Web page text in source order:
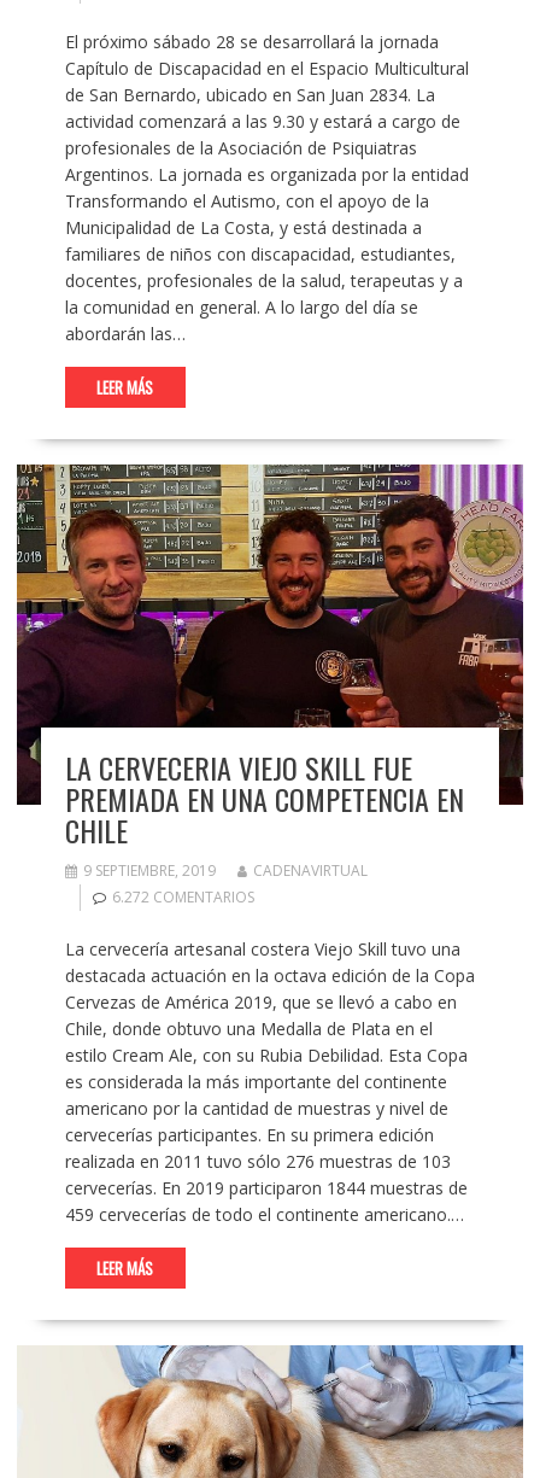
El próximo sábado 28 se desarrollará la jornada
Capítulo de Discapacidad en el Espacio Multicultural
de San Bernardo, ubicado en San Juan 2834. La
actividad comenzará a las 9.30 y estará a cargo de
profesionales de la Asociación de Psiquiatras
Argentinos. La jornada es organizada por la entidad
Transformando el Autismo, con el apoyo de la
Municipalidad de La Costa, y está destinada a
familiares de niños con discapacidad, estudiantes,
docentes, profesionales de la salud, terapeutas y a
la comunidad en general. A lo largo del día se
abordarán las…
LEER MÁS
LA CERVECERIA VIEJO SKILL FUE
PREMIADA EN UNA COMPETENCIA EN
CHILE
9 SEPTIEMBRE, 2019
CADENAVIRTUAL
6.272 COMENTARIOS
La cervecería artesanal costera Viejo Skill tuvo una
destacada actuación en la octava edición de la Copa
Cervezas de América 2019, que se llevó a cabo en
Chile, donde obtuvo una Medalla de Plata en el
estilo Cream Ale, con su Rubia Debilidad. Esta Copa
es considerada la más importante del continente
americano por la cantidad de muestras y nivel de
cervecerías participantes. En su primera edición
realizada en 2011 tuvo sólo 276 muestras de 103
cervecerías. En 2019 participaron 1844 muestras de
459 cervecerías de todo el continente americano.…
LEER MÁS